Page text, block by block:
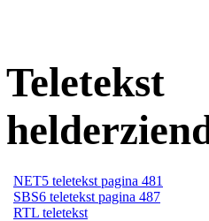
Teletekst
NET5 teletekst pagina 481
SBS6 teletekst pagina 487
RTL teletekst